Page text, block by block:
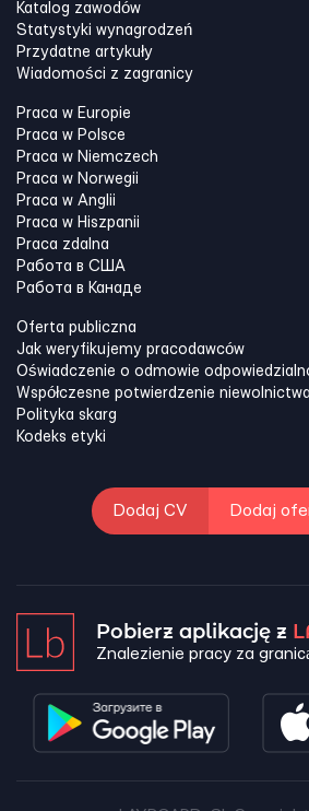
Katalog zawodów
Statystyki wynagrodzeń
Przydatne artykuły
Wiadomości z zagranicy
Praca w Europie
Praca w Polsce
Praca w Niemczech
Praca w Norwegii
Praca w Anglii
Praca w Hiszpanii
Praca zdalna
Работа в США
Работа в Канадe
Oferta publiczna
Jak weryfikujemy pracodawców
Oświadczenie o odmowie
Współczesne potwierdzenie niewolnictwa
Polityka skarg
Kodeks etyki
Dodaj CV Dodaj
Pobierz aplikację z
Znalezienie pracy za